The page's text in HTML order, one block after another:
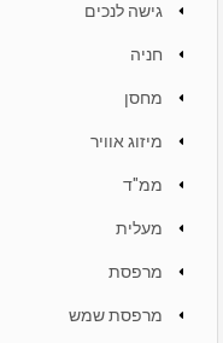
גישה לנכים
חניה
מחסן
מיזוג אוויר
ממ"ד
מעלית
מרפסת
מרפסת שמש